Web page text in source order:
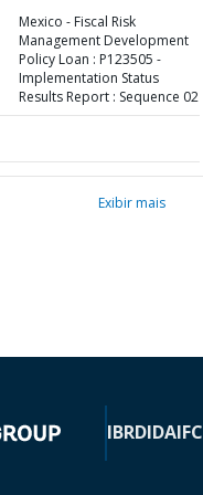
Mexico - Fiscal Risk
Management Development
Policy Loan : P123505 -
Implementation Status
Results Report : Sequence 02
Exibir mais
IBRDIDAIFC